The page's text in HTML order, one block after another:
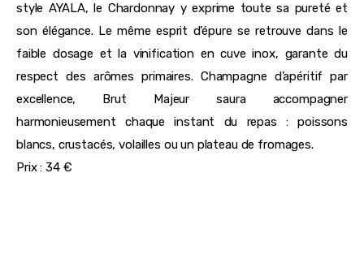
style AYALA, le Chardonnay y exprime toute sa pureté et
son élégance. Le même esprit d’épure se retrouve dans le
faible dosage et la vinification en cuve inox, garante du
respect des arômes primaires. Champagne d’apéritif par
excellence, Brut Majeur saura accompagner
harmonieusement chaque instant du repas : poissons
blancs, crustacés, volailles ou un plateau de fromages.
Prix : 34 €